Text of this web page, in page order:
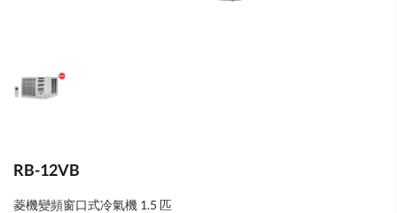
RB-12VB
菱機變頻窗口式冷氣機 1.5 匹